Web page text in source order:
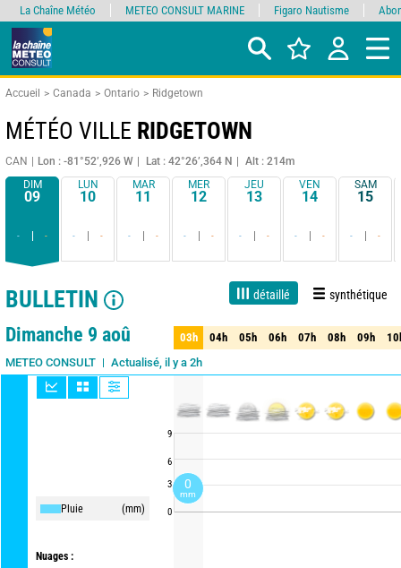
Accueil Canada Ontario Ridgetown
MÉTÉO VILLE RIDGETOWN
CAN Lon : -81°52’,926 W Lat : 42°26’,364 N
Alt : 214m
DIM
09
- -
LUN
10
- -
MAR
11
- -
MER
12
- -
JEU
13
- -
VEN
14
- -
SAM
15
- -
BULLETIN détaillé synthétique
1 jour 3 jours 7 jours 15 jours Fiabilité 90%
Dimanche 9 aoû
METEO CONSULT Actualisé, il y a 2h
Pluie (mm)
Nuages :
9
6
3
0
03h 04h 05h 06h 07h 08h 09h
03h 04h 05h 06h 07h 08h 09h
La Chaîne Météo METEO CONSULT MARINE Figaro Nautisme
0
mm